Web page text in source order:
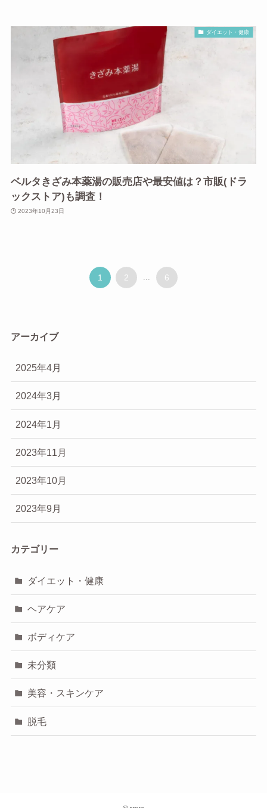
ダイエット・健康
ベルタきざみ本薬湯の販売店や最安値は？市販(ドラ
ックストア)も調査！
2023年10月23日
1 2 ... 6
アーカイブ
2025年4月
2024年3月
2024年1月
2023年11月
2023年10月
2023年9月
カテゴリー
ダイエット・健康
ヘアケア
ボディケア
未分類
美容・スキンケア
脱毛